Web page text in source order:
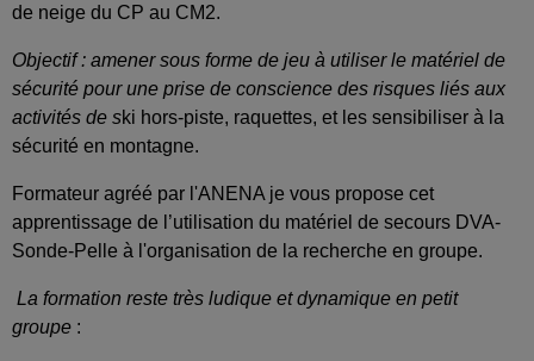
de neige du CP au CM2.
Objectif : amener sous forme de jeu à utiliser le matériel de
sécurité pour une prise de conscience des risques liés aux
activités de ski hors-piste, raquettes, et les sensibiliser à la
sécurité en montagne.
Formateur agréé par l'ANENA je vous propose cet
apprentissage de l’utilisation du matériel de secours DVA-
Sonde-Pelle à l'organisation de la recherche en groupe.
La formation reste très ludique et dynamique en petit
groupe :